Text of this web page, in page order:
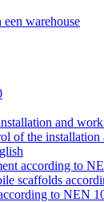
warehouse
and
of the
according to
scaffolds
to NEN